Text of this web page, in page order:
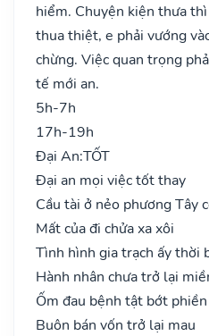
hiểm. Chuyện kiện thưa
thua thiệt, e phải vướng
chừng. Việc quan trọng
tế mới an.
5h-7h
17h-19h
Đại An:TỐT
Đại an mọi việc tốt thay
Cầu tài ở nẻo phương Tây
Mất của đi chửa xa xôi
Tình hình gia trạch ấy thời
Hành nhân chưa trở lại
Ốm đau bệnh tật bớt
Buôn bán vốn trở lại mau